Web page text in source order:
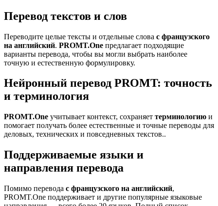
Перевод текстов и слов
Переводите целые тексты и отдельные слова с французского
на английский. PROMT.One предлагает подходящие
варианты перевода, чтобы вы могли выбрать наиболее
точную и естественную формулировку.
Нейронный перевод PROMT: точность
и терминология
PROMT.One учитывает контекст, сохраняет терминологию и
помогает получать более естественные и точные переводы для
деловых, технических и повседневных текстов..
Поддерживаемые языки и
направления перевода
Помимо перевода с французского на английский,
PROMT.One поддерживает и другие популярные языковые